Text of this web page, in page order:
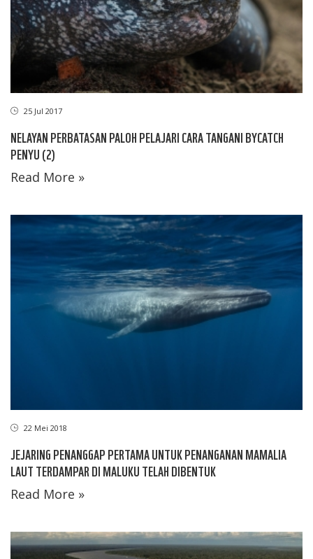
25 Jul 2017
NELAYAN PERBATASAN PALOH PELAJARI CARA TANGANI BYCATCH
PENYU (2)
Read More »
22 Mei 2018
JEJARING PENANGGAP PERTAMA UNTUK PENANGANAN MAMALIA
LAUT TERDAMPAR DI MALUKU TELAH DIBENTUK
Read More »